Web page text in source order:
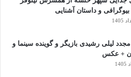
بیوگرافی و داستان آشنایی
مجدد لیلی رشیدی بازیگر و گوینده سینما و
+ عکس